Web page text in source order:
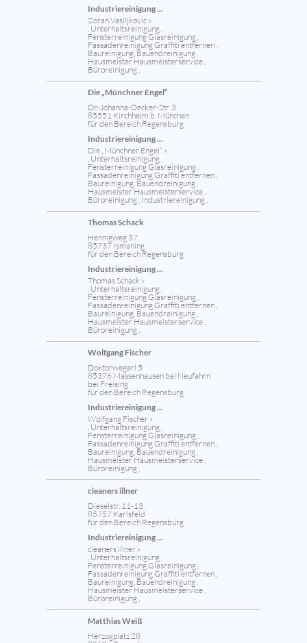
Industriereinigung ...
Zoran Vasiljkovic »
, Unterhaltsreinigung ,
Fensterreinigung Glasreinigung ,
Fassadenreinigung Graffiti entfernen ,
Baureinigung, Bauendreinigung ,
Hausmeister Hausmeisterservice ,
Büroreinigung ,
Die „Münchner Engel“
Dr.-Johanna-Decker-Str. 3
85551 Kirchheim b. München
für den Bereich Regensburg
Industriereinigung ...
Die „Münchner Engel“ »
, Unterhaltsreinigung ,
Fensterreinigung Glasreinigung ,
Fassadenreinigung Graffiti entfernen ,
Baureinigung, Bauendreinigung ,
Hausmeister Hausmeisterservice ,
Büroreinigung , Industriereinigung ,
Thomas Schack
Hennigweg 37
85737 Ismaning
für den Bereich Regensburg
Industriereinigung ...
Thomas Schack »
, Unterhaltsreinigung ,
Fensterreinigung Glasreinigung ,
Fassadenreinigung Graffiti entfernen ,
Baureinigung, Bauendreinigung ,
Hausmeister Hausmeisterservice ,
Büroreinigung ,
Wolfgang Fischer
Doktorwegerl 5
85376 Massenhausen bei Neufahrn
bei Freising
für den Bereich Regensburg
Industriereinigung ...
Wolfgang Fischer »
, Unterhaltsreinigung ,
Fensterreinigung Glasreinigung ,
Fassadenreinigung Graffiti entfernen ,
Baureinigung, Bauendreinigung ,
Hausmeister Hausmeisterservice ,
Büroreinigung ,
cleaners illner
Dieselstr. 11-13
85757 Karlsfeld
für den Bereich Regensburg
Industriereinigung ...
cleaners illner »
, Unterhaltsreinigung ,
Fensterreinigung Glasreinigung ,
Fassadenreinigung Graffiti entfernen ,
Baureinigung, Bauendreinigung ,
Hausmeister Hausmeisterservice ,
Büroreinigung ,
Matthias Weiß
Herzogplatz 28